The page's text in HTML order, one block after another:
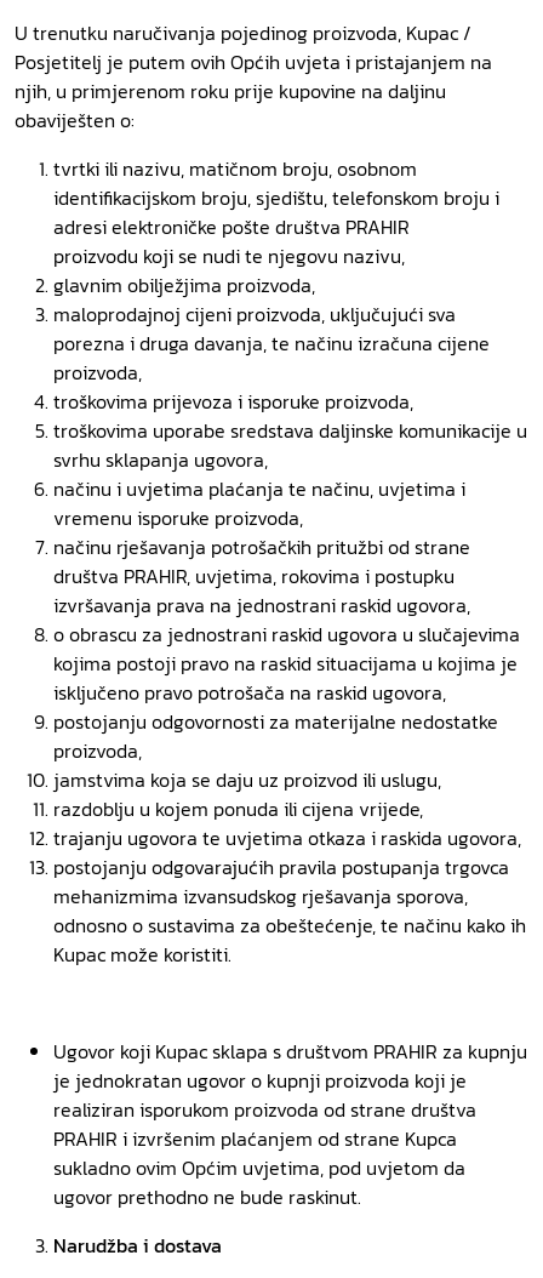
U trenutku naručivanja pojedinog proizvoda, Kupac /
Posjetitelj je putem ovih Općih uvjeta i pristajanjem na
njih, u primjerenom roku prije kupovine na daljinu
obaviješten o:
tvrtki ili nazivu, matičnom broju, osobnom
identifikacijskom broju, sjedištu, telefonskom broju i
adresi elektroničke pošte društva PRAHIR
proizvodu koji se nudi te njegovu nazivu,
glavnim obilježjima proizvoda,
maloprodajnoj cijeni proizvoda, uključujući sva
porezna i druga davanja, te načinu izračuna cijene
proizvoda,
troškovima prijevoza i isporuke proizvoda,
troškovima uporabe sredstava daljinske komunikacije u
svrhu sklapanja ugovora,
načinu i uvjetima plaćanja te načinu, uvjetima i
vremenu isporuke proizvoda,
načinu rješavanja potrošačkih pritužbi od strane
društva PRAHIR, uvjetima, rokovima i postupku
izvršavanja prava na jednostrani raskid ugovora,
o obrascu za jednostrani raskid ugovora u slučajevima
kojima postoji pravo na raskid situacijama u kojima je
isključeno pravo potrošača na raskid ugovora,
postojanju odgovornosti za materijalne nedostatke
proizvoda,
jamstvima koja se daju uz proizvod ili uslugu,
razdoblju u kojem ponuda ili cijena vrijede,
trajanju ugovora te uvjetima otkaza i raskida ugovora,
postojanju odgovarajućih pravila postupanja trgovca
mehanizmima izvansudskog rješavanja sporova,
odnosno o sustavima za obeštećenje, te načinu kako ih
Kupac može koristiti.
Ugovor koji Kupac sklapa s društvom PRAHIR za kupnju
je jednokratan ugovor o kupnji proizvoda koji je
realiziran isporukom proizvoda od strane društva
PRAHIR i izvršenim plaćanjem od strane Kupca
sukladno ovim Općim uvjetima, pod uvjetom da
ugovor prethodno ne bude raskinut.
Narudžba i dostava